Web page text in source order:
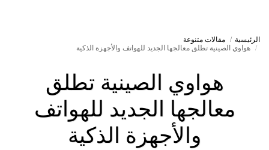
الرئيسية
مقالات متنوعة
هواوي الصينية تطلق معالجها الجديد للهواتف والأجهزة الذكية
هواوي الصينية تطلق
معالجها الجديد للهواتف
والأجهزة الذكية